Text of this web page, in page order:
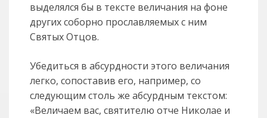
выделялся бы в тексте величания на фоне
других соборно прославляемых с ним
Святых Отцов.
Убедиться в абсурдности этого величания
легко, сопоставив его, например, со
следующим столь же абсурдным текстом:
«Величаем вас, святителю отче Николае и